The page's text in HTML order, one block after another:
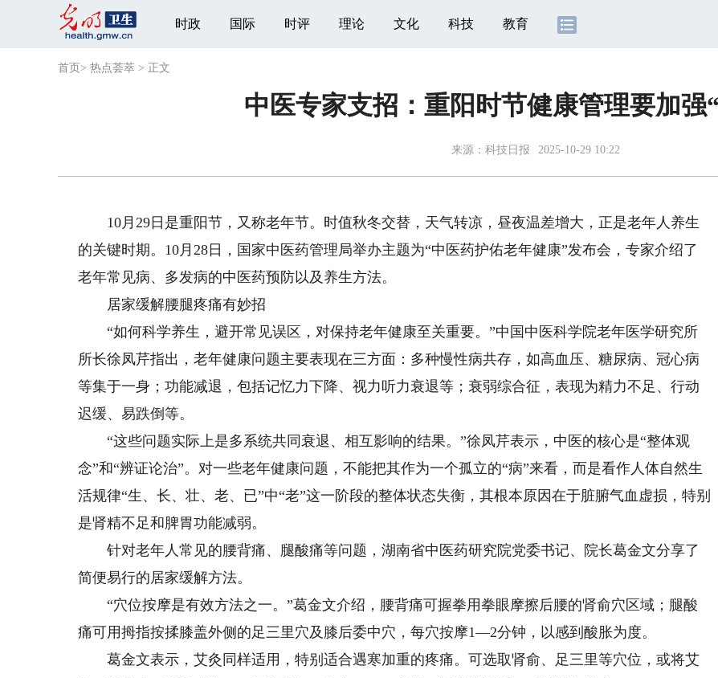
时政 国际 时评 理论 文化 科技 教育
首页 > 热点荟萃 > 正文
中医专家支招：重阳时节健康管理要加强
来源： 科技日报 2025-10-29 10:22
10月29日是重阳节，又称老年节。时值秋冬交替，天气转凉，昼夜温差增大，正是老年人养生
的关键时期。10月28日，国家中医药管理局举办主题为“中医药护佑老年健康”发布会，专家介绍了
老年常见病、多发病的中医药预防以及养生方法。
居家缓解腰腿疼痛有妙招
“如何科学养生，避开常见误区，对保持老年健康至关重要。”中国中医科学院老年医学研究所
所长徐凤芹指出，老年健康问题主要表现在三方面：多种慢性病共存，如高血压、糖尿病、冠心病
等集于一身；功能减退，包括记忆力下降、视力听力衰退等；衰弱综合征，表现为精力不足、行动
迟缓、易跌倒等。
“这些问题实际上是多系统共同衰退、相互影响的结果。”徐凤芹表示，中医的核心是“整体观
念”和“辨证论治”。对一些老年健康问题，不能把其作为一个孤立的“病”来看，而是看作人体自然生
活规律“生、长、壮、老、已”中“老”这一阶段的整体状态失衡，其根本原因在于脏腑气血虚损，特别
是肾精不足和脾胃功能减弱。
针对老年人常见的腰背痛、腿酸痛等问题，湖南省中医药研究院党委书记、院长葛金文分享了
简便易行的居家缓解方法。
“穴位按摩是有效方法之一。”葛金文介绍，腰背痛可握拳用拳眼摩擦后腰的肾俞穴区域；腿酸
痛可用拇指按揉膝盖外侧的足三里穴及膝后委中穴，每穴按摩1—2分钟，以感到酸胀为度。
葛金文表示，艾灸同样适用，特别适合遇寒加重的疼痛。可选取肾俞、足三里等穴位，或将艾